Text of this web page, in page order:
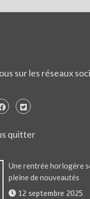
sur les réseaux
quitter
Une rentrée horlogère
pleine de nouveautés
12 septembre 2025